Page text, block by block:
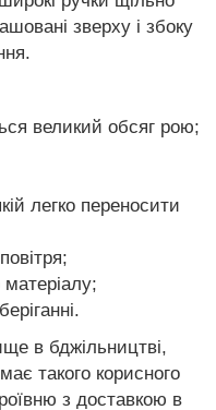
зверху і збоку
великий обсяг рою;
легко переносити
в бджільництві,
такого корисного
з доставкою в